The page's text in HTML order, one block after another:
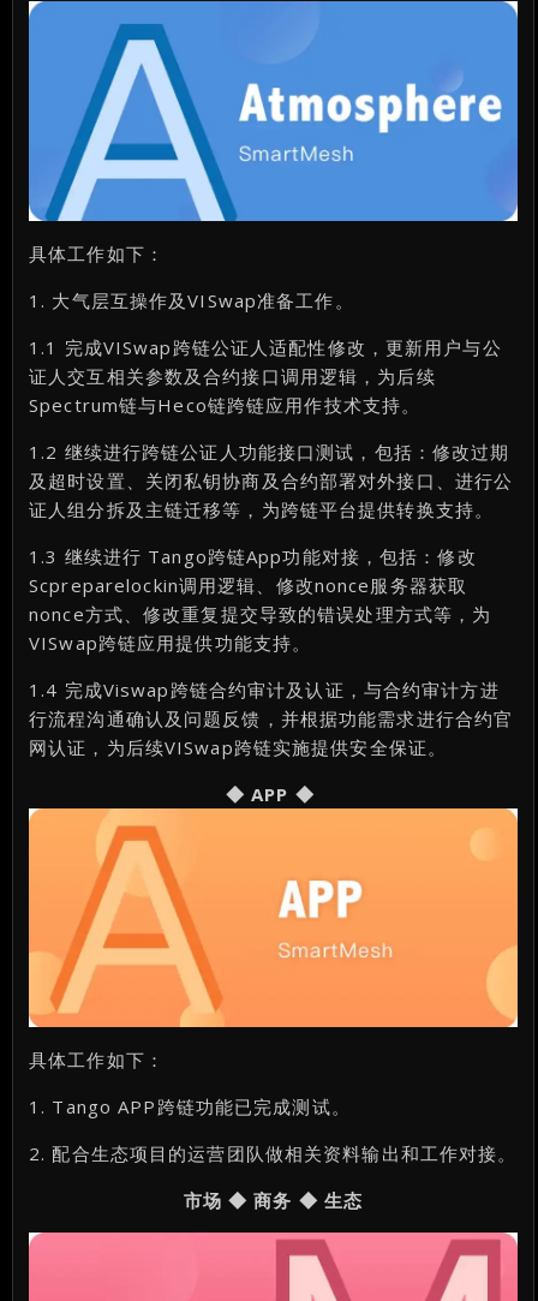
具体工作如下：
1. 大气层互操作及VISwap准备工作。
1.1 完成VISwap跨链公证人适配性修改，更新用户与公
证人交互相关参数及合约接口调用逻辑，为后续
Spectrum链与Heco链跨链应用作技术支持。
1.2 继续进行跨链公证人功能接口测试，包括：修改过期
及超时设置、关闭私钥协商及合约部署对外接口、进行公
证人组分拆及主链迁移等，为跨链平台提供转换支持。
1.3 继续进行 Tango跨链App功能对接，包括：修改
Scpreparelockin调用逻辑、修改nonce服务器获取
nonce方式、修改重复提交导致的错误处理方式等，为
VISwap跨链应用提供功能支持。
1.4 完成Viswap跨链合约审计及认证，与合约审计方进
行流程沟通确认及问题反馈，并根据功能需求进行合约官
网认证，为后续VISwap跨链实施提供安全保证。
◆ APP ◆
具体工作如下：
1. Tango APP跨链功能已完成测试。
2. 配合生态项目的运营团队做相关资料输出和工作对接。
市场 ◆ 商务 ◆ 生态